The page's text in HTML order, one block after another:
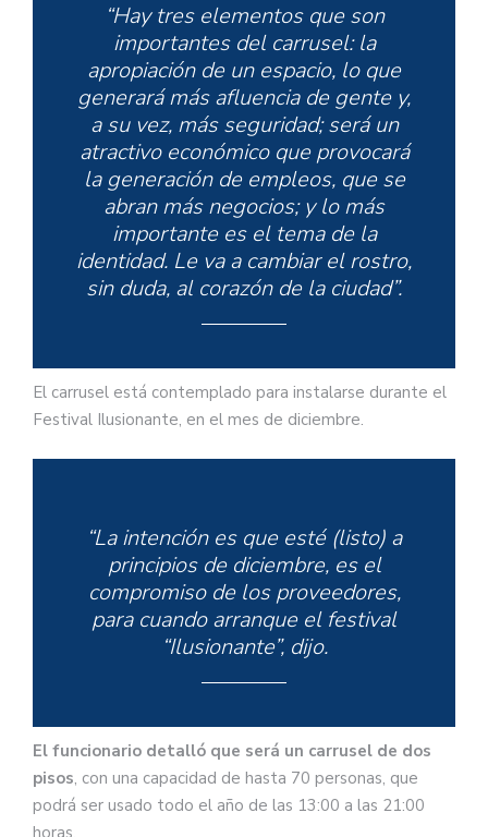
“Hay tres elementos que son
importantes del carrusel: la
apropiación de un espacio, lo que
generará más afluencia de gente y,
a su vez, más seguridad; será un
atractivo económico que provocará
la generación de empleos, que se
abran más negocios; y lo más
importante es el tema de la
identidad. Le va a cambiar el rostro,
sin duda, al corazón de la ciudad”.
El carrusel está contemplado para instalarse durante el
Festival Ilusionante, en el mes de diciembre.
“La intención es que esté (listo) a
principios de diciembre, es el
compromiso de los proveedores,
para cuando arranque el festival
“Ilusionante”, dijo.
El funcionario detalló que será un carrusel de dos
pisos, con una capacidad de hasta 70 personas, que
podrá ser usado todo el año de las 13:00 a las 21:00
horas.